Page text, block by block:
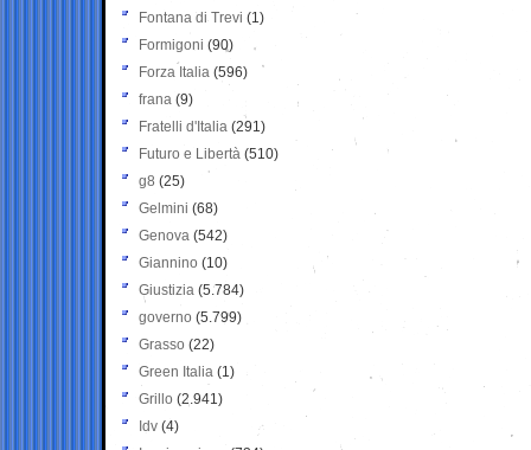
Fontana di Trevi (1)
Formigoni (90)
Forza Italia (596)
frana (9)
Fratelli d'Italia (291)
Futuro e Libertà (510)
g8 (25)
Gelmini (68)
Genova (542)
Giannino (10)
Giustizia (5.784)
governo (5.799)
Grasso (22)
Green Italia (1)
Grillo (2.941)
Idv (4)